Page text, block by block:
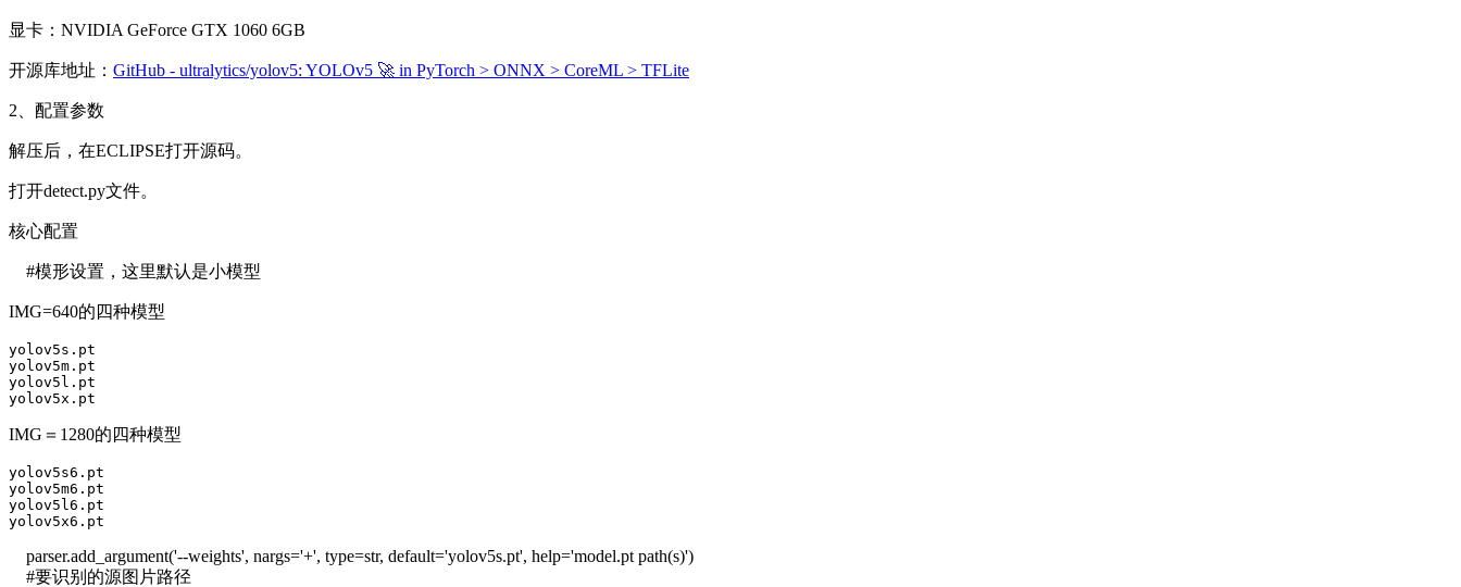
显卡：NVIDIA GeForce GTX 1060 6GB
开源库地址： GitHub - ultralytics/yolov5: YOLOv5 🚀 in PyTorch > ONNX > CoreML > TFLite
2、配置参数
解压后，在ECLIPSE打开源码。
打开detect.py文件。
核心配置
#模形设置，这里默认是小模型
IMG=640的四种模型
yolov5s.pt
yolov5m.pt
yolov5l.pt
yolov5x.pt
IMG＝1280的四种模型
yolov5s6.pt
yolov5m6.pt
yolov5l6.pt
yolov5x6.pt
parser.add_argument('--weights', nargs='+', type=str, default='yolov5s.pt', help='model.pt path(s)')
#要识别的源图片路径